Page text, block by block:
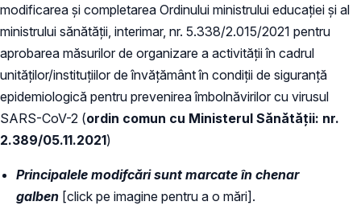
modificarea și completarea Ordinului ministrului educației și al
ministrului sănătății, interimar, nr. 5.338/2.015/2021 pentru
aprobarea măsurilor de organizare a activității în cadrul
unităților/instituțiilor de învățământ în condiții de siguranță
epidemiologică pentru prevenirea îmbolnăvirilor cu virusul
SARS-CoV-2 (ordin comun cu Ministerul Sănătății: nr.
2.389/05.11.2021)
Principalele modifcări sunt marcate în chenar
galben [click pe imagine pentru a o mări].